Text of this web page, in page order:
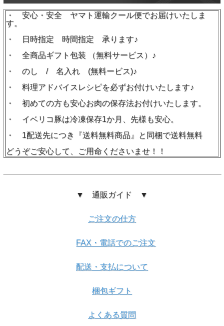
・ 安心・安全 ヤマト運輸クール便でお届けいたしま
す。
・ 日時指定 時間指定 承ります♪
・ 全商品ギフト包装 （無料サービス）♪
・ のし / 名入れ (無料ービス)♪
・ 料理アドバイスレシピを必ずお付けいたします♪
・ 初めての方も安心お肉の保存法お付けいたします。
・ イベリコ豚は冷凍保存1か月、先様も安心。
・ 1配送先につき『送料無料商品』と同梱で送料無料
どうぞご安心して、ご用命くださいませ！！
▼ 通販ガイド ▼
ご注文の仕方
FAX・電話でのご注文
配送・支払について
梱包ギフト
よくある質問